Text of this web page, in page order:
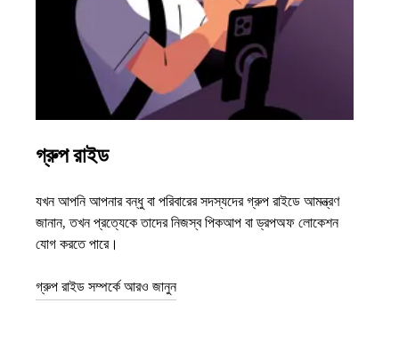
গ্রুপ রাইড
যখন আপনি আপনার বন্ধু বা পরিবারের সদস্যদের গ্রুপ রাইডে আমন্ত্রণ
জানান, তখন প্রত্যেকে তাদের নিজস্ব পিকআপ বা ড্রপঅফ লোকেশন
যোগ করতে পারে।
গ্রুপ রাইড সম্পর্কে আরও জানুন